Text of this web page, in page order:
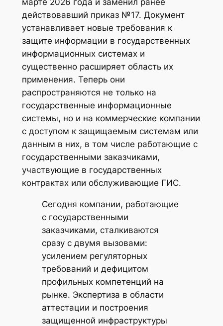
марте 2026 года и заменил ранее
действовавший приказ №17. Документ
устанавливает новые требования к
защите информации в государственных
информационных системах и
существенно расширяет область их
применения. Теперь они
распространяются не только на
государственные информационные
системы, но и на коммерческие компании
с доступом к защищаемым системам или
данным в них, в том числе работающие с
государственными заказчиками,
участвующие в государственных
контрактах или обслуживающие ГИС.
Сегодня компании, работающие
с государственными
заказчиками, сталкиваются
сразу с двумя вызовами:
усилением регуляторных
требований и дефицитом
профильных компетенций на
рынке. Экспертиза в области
аттестации и построения
защищенной инфраструктуры